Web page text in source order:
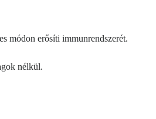
módon erősíti immunrendszerét.
nélkül.